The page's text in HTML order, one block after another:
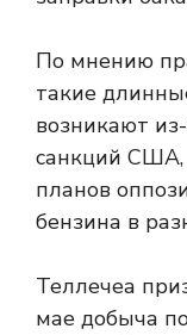
По мнению
такие
возникают
санкций США,
планов
бензина в
Теллечеа
мае добыча